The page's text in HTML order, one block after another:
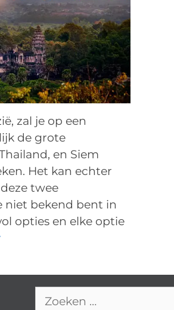
zal je op een
de grote
en Siem
Het kan echter
twee
niet bekend bent in
opties en elke optie
naar: